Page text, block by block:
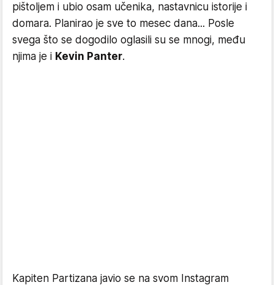
pištoljem i ubio osam učenika, nastavnicu istorije i
domara. Planirao je sve to mesec dana... Posle
svega što se dogodilo oglasili su se mnogi, među
njima je i Kevin Panter.
Kapiten Partizana javio se na svom Instagram